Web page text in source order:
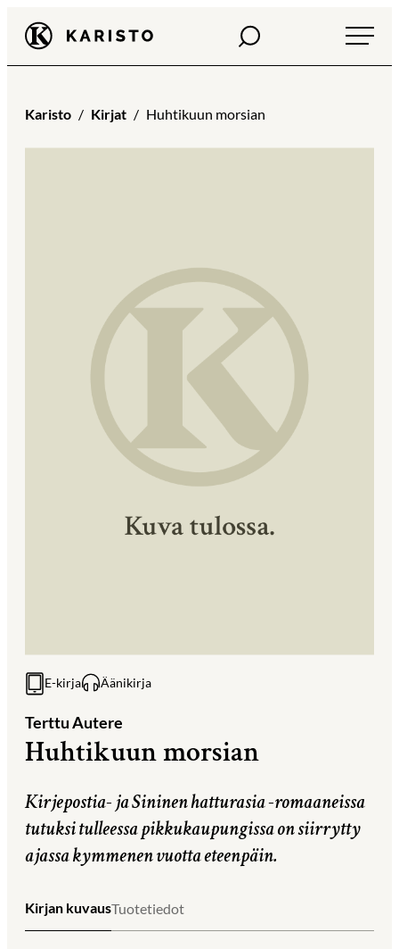
Siirry
suoraan
sisältöön
Karisto Haku
Karisto Kirjat Huhtikuun morsian
E-kirja Äänikirja
Terttu Autere
Huhtikuun morsian
Kirjepostia- ja Sininen hatturasia -romaaneissa
tutuksi tulleessa pikkukaupungissa on siirrytty
ajassa kymmenen vuotta eteenpäin.
Kirjan kuvausTuotetiedot